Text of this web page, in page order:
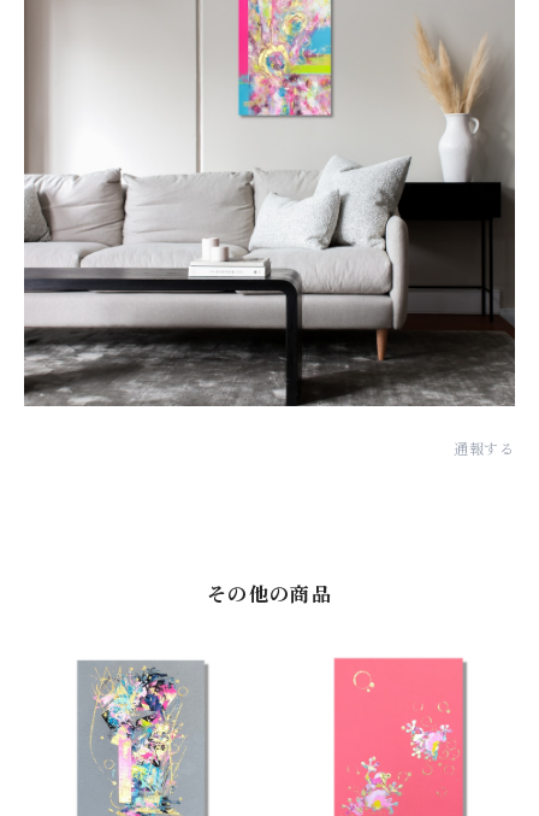
通報する
その他の商品